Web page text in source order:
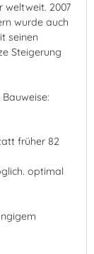
weltweit. 2007
wurde auch
seinen
Steigerung
früher 82
optimal